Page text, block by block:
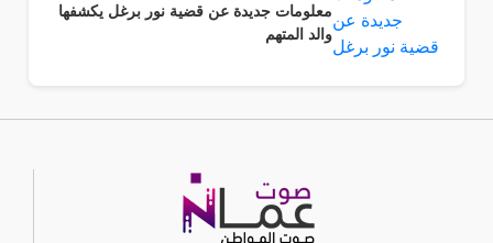
معلومات جديدة عن قضية نور برغل يكشفها
والد المتهم